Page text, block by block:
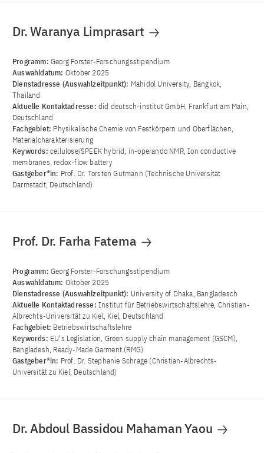
Dr. Waranya Limprasart
Programm: Georg Forster-Forschungsstipendium
Auswahldatum: Oktober 2025
Dienstadresse (Auswahlzeitpunkt): Mahidol University, Bangkok,
Thailand
Aktuelle Kontaktadresse: did deutsch-institut GmbH, Frankfurt am Main,
Deutschland
Fachgebiet: Physikalische Chemie von Festkörpern und Oberflächen,
Materialcharakterisierung
Keywords: cellulose/SPEEK hybrid, in-operando NMR, Ion conductive
membranes, redox-flow battery
Gastgeber*in: Prof. Dr. Torsten Gutmann (Technische Universität
Darmstadt, Deutschland)
Prof. Dr. Farha Fatema
Programm: Georg Forster-Forschungsstipendium
Auswahldatum: Oktober 2025
Dienstadresse (Auswahlzeitpunkt): University of Dhaka, Bangladesch
Aktuelle Kontaktadresse: Institut für Betriebswirtschaftslehre, Christian-
Albrechts-Universität zu Kiel, Kiel, Deutschland
Fachgebiet: Betriebswirtschaftslehre
Keywords: EU's Legislation, Green supply chain management (GSCM),
Bangladesh, Ready-Made Garment (RMG)
Gastgeber*in: Prof. Dr. Stephanie Schrage (Christian-Albrechts-
Universität zu Kiel, Deutschland)
Dr. Abdoul Bassidou Mahaman Yaou